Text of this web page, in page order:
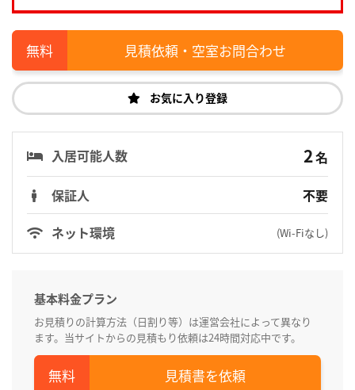
見積依頼・空室お問合わせ
お気に入り登録
入居可能人数 2名
保証人
不要
ネット環境
(Wi-Fiなし)
基本料金プラン
お見積りの計算方法（日割り等）は運営会社によって異なり
ます。当サイトからの見積もり依頼は24時間対応中です。
見積書を依頼